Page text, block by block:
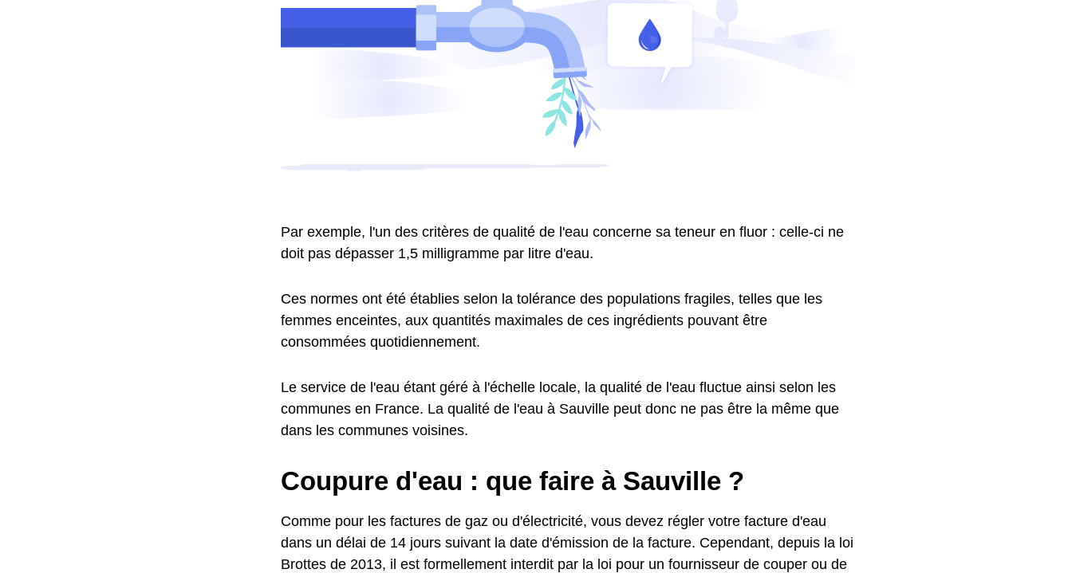
Par exemple, l'un des critères de qualité de l'eau concerne sa teneur en fluor : celle-ci ne
doit pas dépasser 1,5 milligramme par litre d'eau.
Ces normes ont été établies selon la tolérance des populations fragiles, telles que les
femmes enceintes, aux quantités maximales de ces ingrédients pouvant être
consommées quotidiennement.
Le service de l'eau étant géré à l'échelle locale, la qualité de l'eau fluctue ainsi selon les
communes en France. La qualité de l'eau à Sauville peut donc ne pas être la même que
dans les communes voisines.
Coupure d'eau : que faire à Sauville ?
Comme pour les factures de gaz ou d'électricité, vous devez régler votre facture d'eau
dans un délai de 14 jours suivant la date d'émission de la facture. Cependant, depuis la loi
Brottes de 2013, il est formellement interdit par la loi pour un fournisseur de couper ou de